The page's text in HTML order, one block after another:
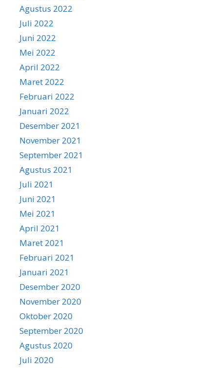
Agustus 2022
Juli 2022
Juni 2022
Mei 2022
April 2022
Maret 2022
Februari 2022
Januari 2022
Desember 2021
November 2021
September 2021
Agustus 2021
Juli 2021
Juni 2021
Mei 2021
April 2021
Maret 2021
Februari 2021
Januari 2021
Desember 2020
November 2020
Oktober 2020
September 2020
Agustus 2020
Juli 2020